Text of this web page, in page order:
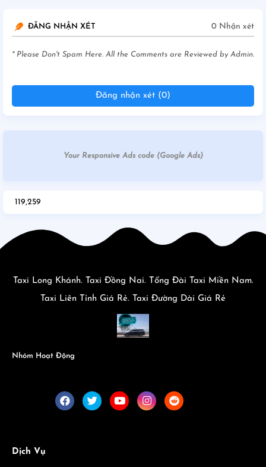
ĐĂNG NHẬN XÉT 0 Nhận xét
* Please Don't Spam Here. All the Comments are Reviewed by Admin.
Đăng nhận xét (0)
Your Responsive Ads code (Google Ads)
119,259
Taxi Long Khánh. Taxi Đồng Nai. Tổng Đài Taxi Miền Nam.
Taxi Liên Tỉnh Giá Rẻ. Taxi Đường Dài Giá Rẻ
Nhóm Hoạt Động
Dịch Vụ